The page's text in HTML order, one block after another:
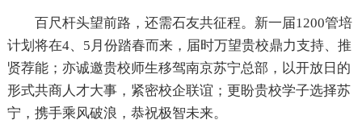
百尺杆头望前路，还需石友共征程。新一届1200管培
计划将在4、5月份踏春而来，届时万望贵校鼎力支持、推
贤荐能；亦诚邀贵校师生移驾南京苏宁总部，以开放日的
形式共商人才大事，紧密校企联谊；更盼贵校学子选择苏
宁，携手乘风破浪，恭祝极智未来。